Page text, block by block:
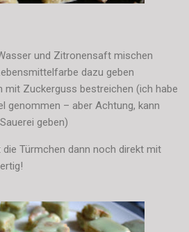
und Zitronensaft mischen
dazu geben
mit Zuckerguss bestreichen (ich habe
genommen – aber Achtung, kann
geben)
Türmchen dann noch direkt mit